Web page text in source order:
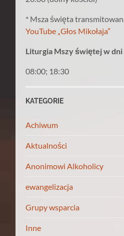
* Msza święta
YouTube „Głos Mikołaja”
Liturgia Mszy świętej w
08:00; 18:30
KATEGORIE
Achiwum
Aktualności
Anonimowi Alkoholicy
ewangelizacja
Grupy wsparcia
Inne